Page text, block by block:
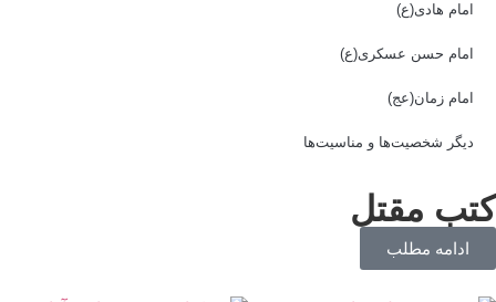
امام هادی(ع)
امام حسن عسکری(ع)
امام زمان(عج)
دیگر شخصیت‌ها و مناسیت‌ها
مقتل
ادامه مطلب